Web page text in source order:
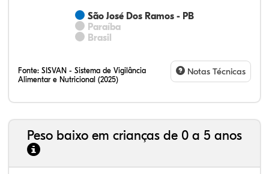
São José Dos Ramos - PB
Paraíba
Brasil
Fonte: SISVAN - Sistema de Vigilância
Alimentar e Nutricional (2025)
Notas Técnicas
Peso baixo em crianças de 0 a 5 anos